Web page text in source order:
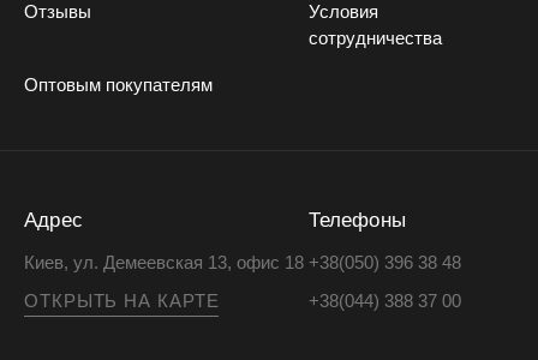
Отзывы
Условия
сотрудничества
Оптовым покупателям
Адрес
Киев, ул. Демеевская 13, офис 18
ОТКРЫТЬ НА КАРТЕ
Телефоны
+38(050) 396 38 48
+38(044) 388 37 00